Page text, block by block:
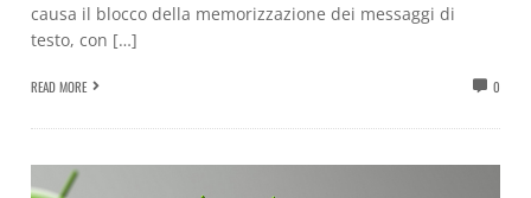
causa il blocco della memorizzazione dei messaggi di
testo, con […]
READ MORE 0